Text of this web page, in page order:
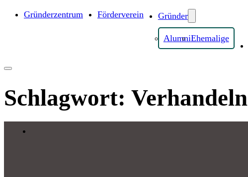
Gründerzentrum Förderverein Gründer
AlumniEhemalige
Schlagwort: Verhandeln